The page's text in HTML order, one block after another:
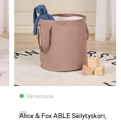
Varastossa
(2)
Alice & Fox ABLE Säilytyskori,